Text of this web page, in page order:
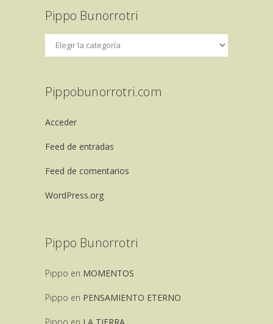
Pippo Bunorrotri
Pippobunorrotri.com
Acceder
Feed de entradas
Feed de comentarios
WordPress.org
Pippo Bunorrotri
Pippo en MOMENTOS
Pippo en PENSAMIENTO ETERNO